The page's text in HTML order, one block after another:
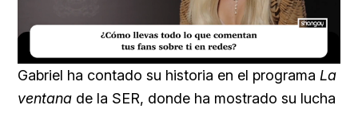
Gabriel ha contado su historia en el programa La
ventana de la SER, donde ha mostrado su lucha